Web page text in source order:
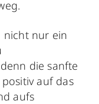
nicht nur ein
die sanfte
auf das
aufs